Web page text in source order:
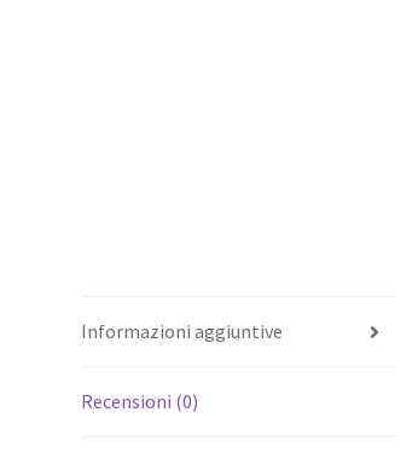
Informazioni aggiuntive
Recensioni (0)